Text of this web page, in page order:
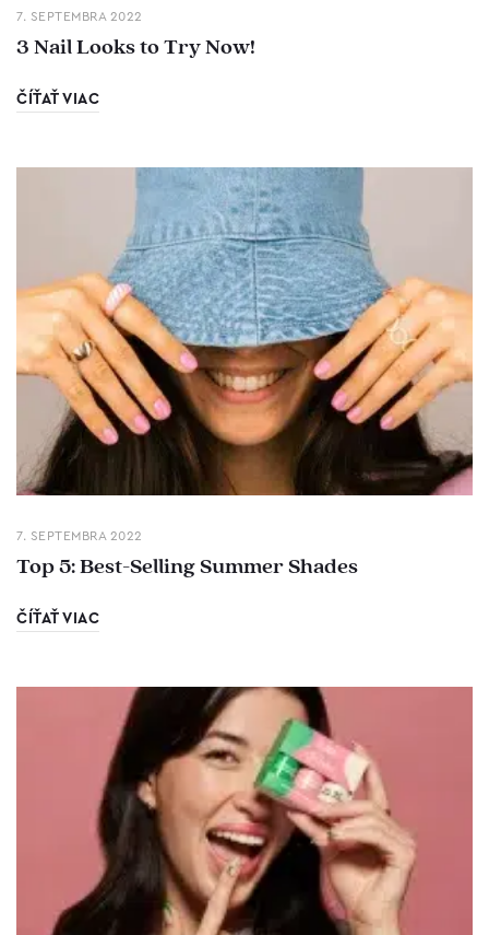
7. SEPTEMBRA 2022
3 Nail Looks to Try Now!
ČÍŤAŤ VIAC
7. SEPTEMBRA 2022
Top 5: Best-Selling Summer Shades
ČÍŤAŤ VIAC